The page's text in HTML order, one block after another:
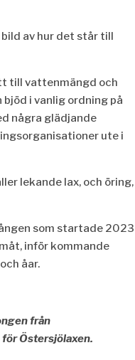
av hur det står till
till vattenmängd och
i vanlig ordning på
några glädjande
ute i
lekande lax, och öring,
som startade 2023
inför kommande
åar.
från
Östersjölaxen.